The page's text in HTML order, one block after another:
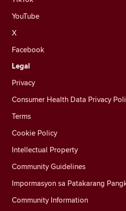
YouTube
X
Facebook
Legal
Privacy
Consumer Health Data Privacy
Terms
Cookie Policy
Intellectual Property
Community Guidelines
Impormasyon sa Patakarang
Community Information